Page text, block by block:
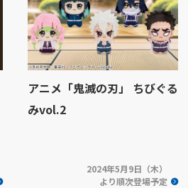
アニメ「鬼滅の刃」 ちびぐる
みvol.2
2024年5月9日（木）
より順次登場予定